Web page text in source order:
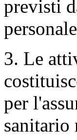
previsti
3. Le
per
sanitario